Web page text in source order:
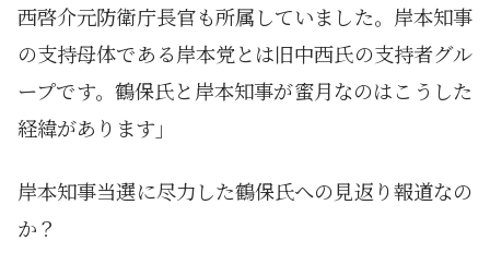
西啓介元防衛庁長官も所属していました。岸本知事
の支持母体である岸本党とは旧中西氏の支持者グル
ープです。鶴保氏と岸本知事が蜜月なのはこうした
経緯があります」
岸本知事当選に尽力した鶴保氏への見返り報道なの
か？